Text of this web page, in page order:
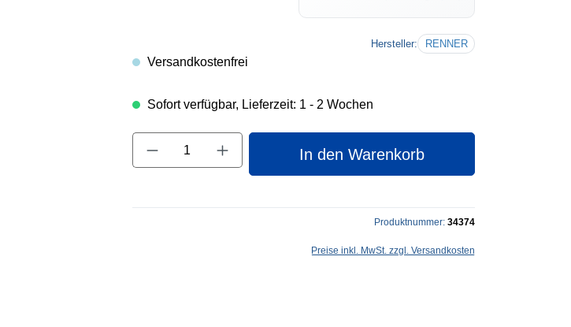
Hersteller: RENNER
Versandkostenfrei
Sofort verfügbar, Lieferzeit: 1 - 2 Wochen
Produkt Anzahl: Gib den gewünschten Wert ein
In den Warenkorb
Produktnummer:34374
Preise inkl. MwSt. zzgl. Versandkosten